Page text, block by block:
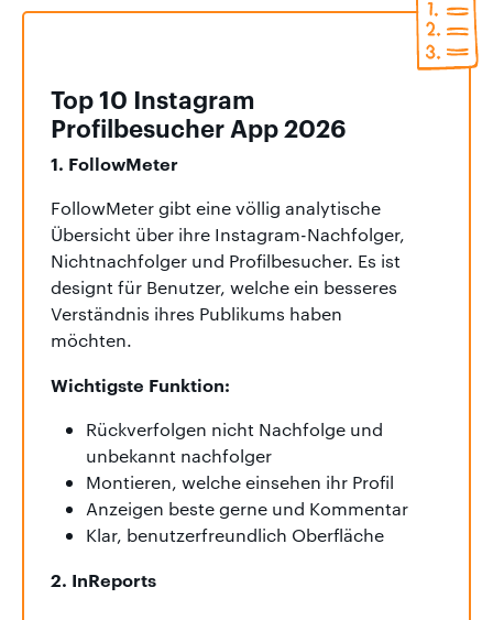
Top 10 Instagram
Profilbesucher App 2026
1. FollowMeter
FollowMeter gibt eine völlig analytische
Übersicht über ihre Instagram-Nachfolger,
Nichtnachfolger und Profilbesucher. Es ist
designt für Benutzer, welche ein besseres
Verständnis ihres Publikums haben
möchten.
Wichtigste Funktion:
Rückverfolgen nicht Nachfolge und
unbekannt nachfolger
Montieren, welche einsehen ihr Profil
Anzeigen beste gerne und Kommentar
Klar, benutzerfreundlich Oberfläche
2. InReports